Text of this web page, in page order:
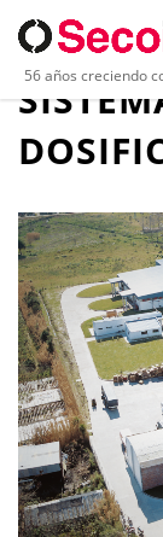
56 años creciendo